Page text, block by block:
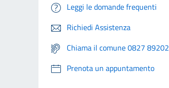
Leggi le domande frequenti
Richiedi Assistenza
Chiama il comune 0827 89202
Prenota un appuntamento